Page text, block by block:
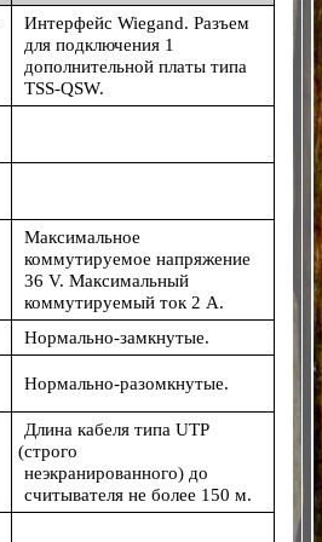
Интерфейс Wiegand. Разъем
для подключения 1
дополнительной платы типа
TSS-QSW.
Максимальное
коммутируемое напряжение
36 V. Максимальный
коммутируемый ток 2 А.
Нормально-замкнутые.
Нормально-разомкнутые.
Длина кабеля типа UTP
(строго
неэкранированного) до
считывателя не более 150 м.